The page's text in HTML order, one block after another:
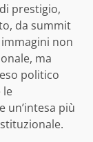
prestigio,
da summit
non
ma
politico
le
un’intesa più